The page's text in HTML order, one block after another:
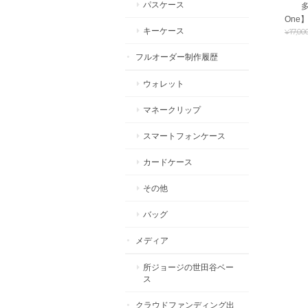
多
One】
パスケース
キーケース
フルオーダー制作履歴
ウォレット
マネークリップ
スマートフォンケース
カードケース
その他
バッグ
メディア
所ジョージの世田谷ベー
ス
クラウドファンディング出